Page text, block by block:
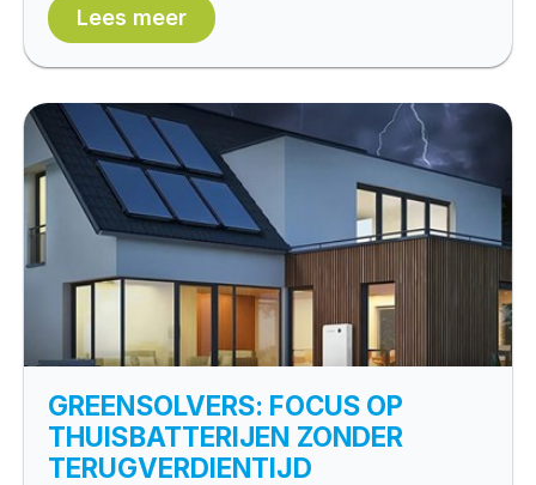
Lees meer
GREENSOLVERS: FOCUS OP
THUISBATTERIJEN ZONDER
TERUGVERDIENTIJD